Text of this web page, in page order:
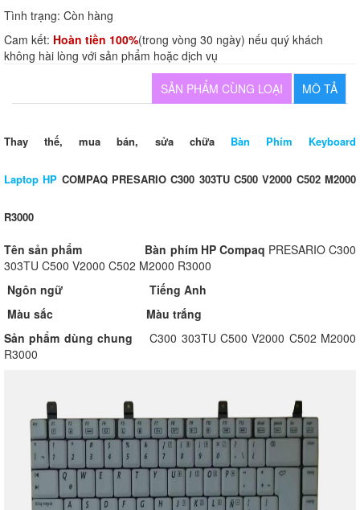
Tình trạng: Còn hàng
Cam kết: Hoàn tiền 100%(trong vòng 30 ngày) nếu quý khách
không hài lòng với sản phẩm hoặc dịch vụ
MÔ TẢ
SẢN PHẨM CÙNG LOẠI
Thay thế, mua bán, sửa chữa Bàn Phím Keyboard
Laptop HP COMPAQ PRESARIO C300 303TU C500 V2000 C502 M2000
R3000
Tên sản phẩm Bàn phím HP Compaq PRESARIO C300
303TU C500 V2000 C502 M2000 R3000
Ngôn ngữ Tiếng Anh
Màu sắc Màu trắng
Sản phẩm dùng chung
C300 303TU C500 V2000 C502 M2000
R3000